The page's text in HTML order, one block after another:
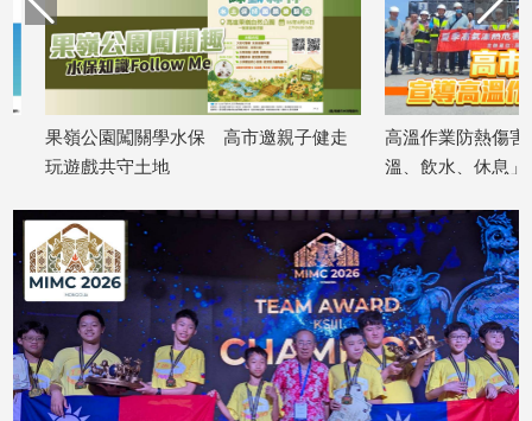
投
稿
【我
的
點】
果嶺公園闖關學水保 高市邀親子健走
玩遊戲共守土地
高溫作業防熱傷害
溫、飲水、休息」守